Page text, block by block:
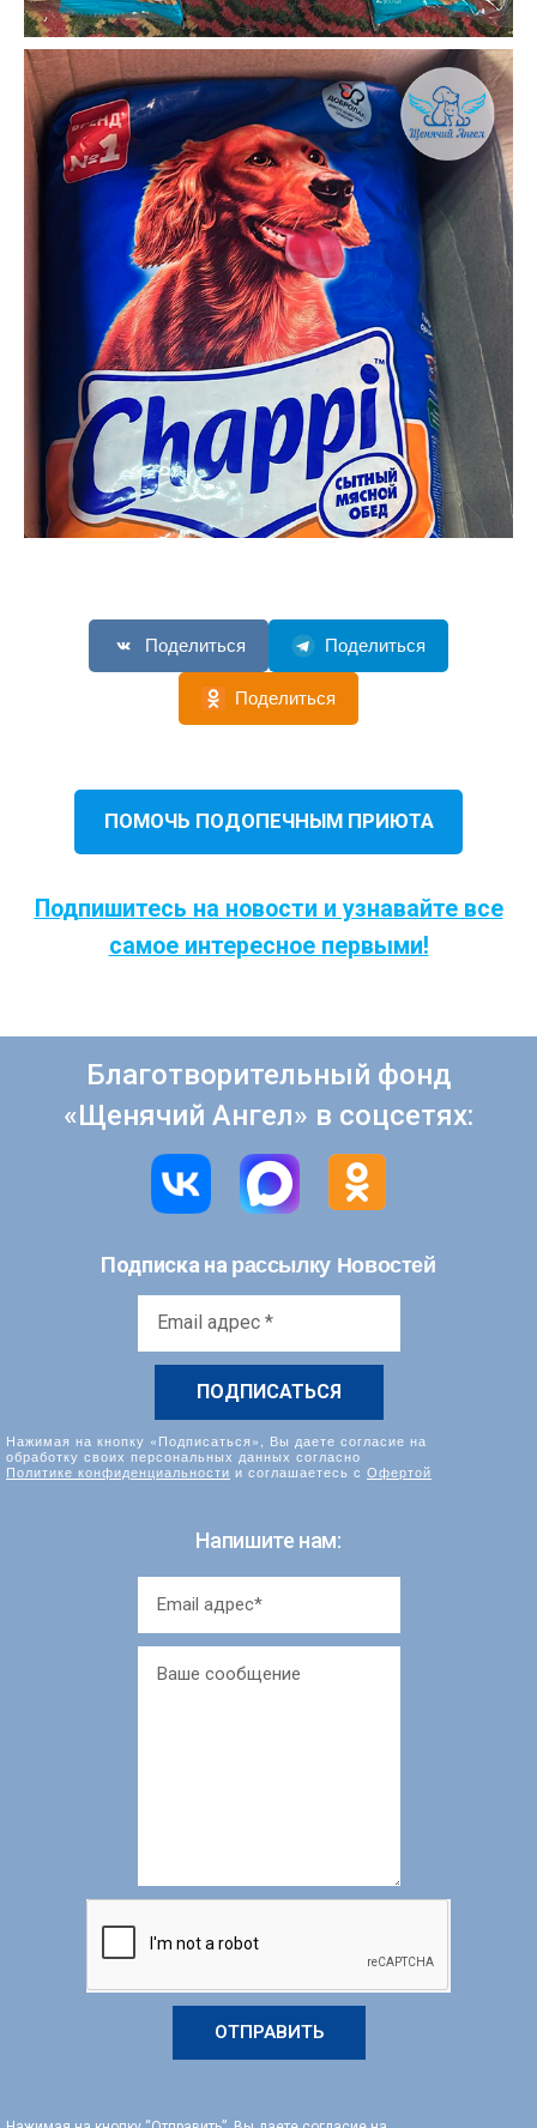
Поделиться Поделиться
Поделиться
ПОМОЧЬ ПОДОПЕЧНЫМ ПРИЮТА
Подпишитесь на новости и узнавайте все
самое интересное первыми!
Благотворительный фонд
«Щенячий Ангел» в соцсетях:
Подписка на рассылку Новостей
Нажимая на кнопку «Подписаться», Вы даете согласие на
обработку своих персональных данных согласно
Политике конфиденциальности и соглашаетесь с Офертой
Напишите нам:
ОТПРАВИТЬ